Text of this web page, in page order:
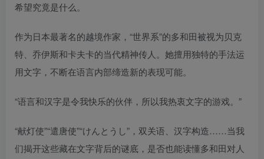
希望究竟是什么。
作为日本最著名的越境作家，“世界系”的多和田被视为贝克
特、乔伊斯和卡夫卡的当代精神传人。她擅用独特的手法运
用文字，不断在语言内部缔造新的表现可能。
“语言和汉字是令我快乐的伙伴，所以我热衷文字的游戏。”
“献灯使”“遣唐使”“けんとうし”，双关语、汉字构造……当我
们揭开这些藏在文字背后的谜底，是否也能读懂多和田对人